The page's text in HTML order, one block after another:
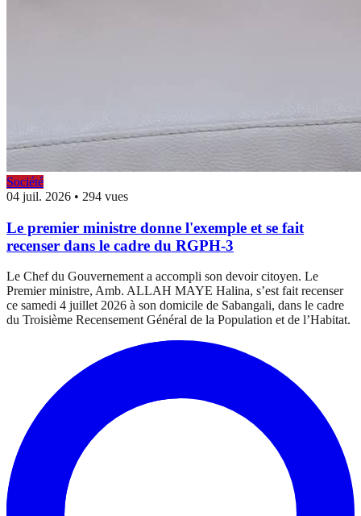
Société
04 juil. 2026 • 294 vues
Le premier ministre donne l'exemple et se fait
recenser dans le cadre du RGPH-3
Le Chef du Gouvernement a accompli son devoir citoyen. Le
Premier ministre, Amb. ALLAH MAYE Halina, s’est fait recenser
ce samedi 4 juillet 2026 à son domicile de Sabangali, dans le cadre
du Troisième Recensement Général de la Population et de l’Habitat.